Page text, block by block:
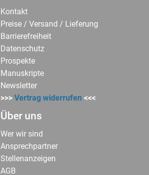
Kontakt
Preise / Versand / Lieferung
Barrierefreiheit
Datenschutz
Prospekte
Manuskripte
Newsletter
>>>Vertrag widerrufen <<<
Über uns
Wer wir sind
Ansprechpartner
Stellenanzeigen
AGB